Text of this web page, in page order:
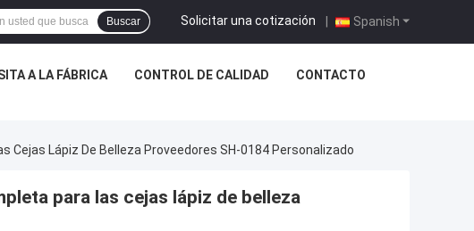
Spanish
Solicitar una cotización |
Buscar
A LA FÁBRICA CONTROL DE CALIDAD CONTACTO
Cejas Lápiz De Belleza Proveedores SH-0184 Personalizado
para las cejas lápiz de belleza